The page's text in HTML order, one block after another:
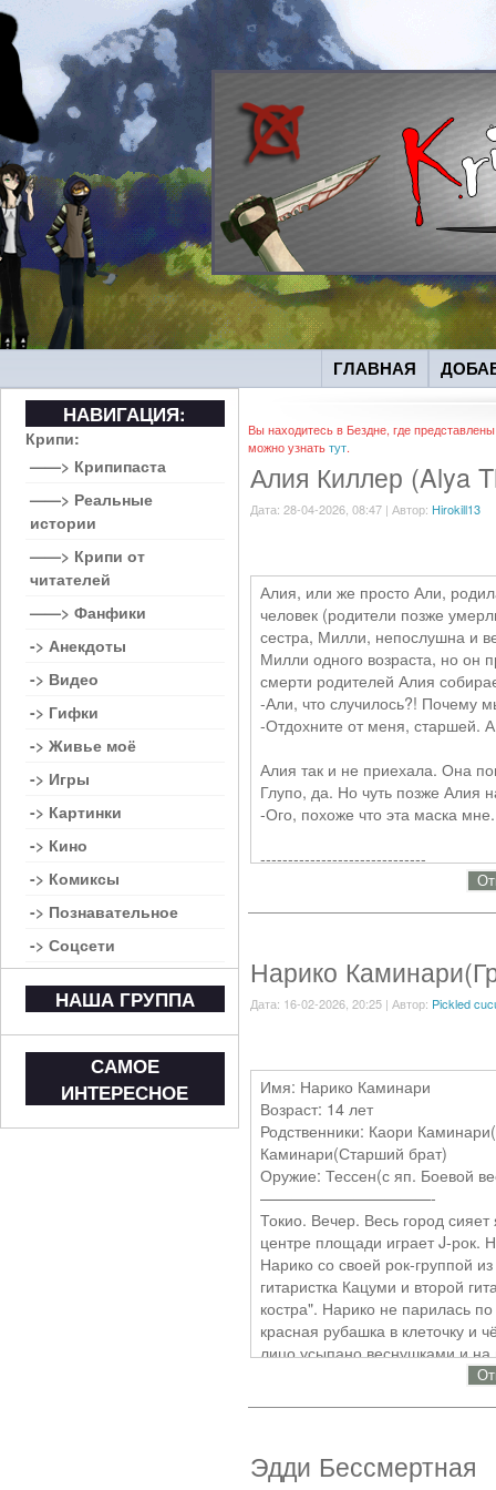
ГЛАВНАЯ
Вы находитесь в Бездне, где
можно узнатьтут.
Алия Киллер (Alya
Дата: 28-04-2026, 08:47 | Автор: Hirokill13
Алия, или же просто Али,
человек (родители позже
сестра, Милли, непослушна и
Милли одного возраста, но он
смерти родителей Алия
-Али, что случилось?! Почему
-Отдохните от меня, старшей.
Алия так и не приехала. Она
Глупо, да. Но чуть позже Алия
-Ого, похоже что эта маска
------------------------------
Возраст Али: 22 года
Друзья: Неизвестно, возможно
Нравится: Пока отсутствует.
Нарико
Дата: 16-02-2026, 20:25 | Автор: Pickled
Имя: Нарико Каминари
Возраст: 14 лет
Родственники: Каори
Каминари(Старший брат)
Оружие: Тессен(с яп. Боевой
———————————-
Токио. Вечер. Весь город
центре площади играет J-рок.
Нарико со своей рок-группой
гитаристка Кацуми и второй
костра". Нарико не парилась
красная рубашка в клеточку
лицо усыпано веснушками и на
они у неё. Её волосы были
-Аааа! Черт!
Воскликнула Нарико когда её
Эдди Бессмертная
НАВИГАЦИЯ:
Крипи:
——> Крипипаста
——> Реальные
истории
——> Крипи от
читателей
——> Фанфики
-> Анекдоты
-> Видео
-> Гифки
-> Живье моё
-> Игры
-> Картинки
-> Кино
-> Комиксы
-> Познавательное
-> Соцсети
НАША ГРУППА
САМОЕ
ИНТЕРЕСНОЕ